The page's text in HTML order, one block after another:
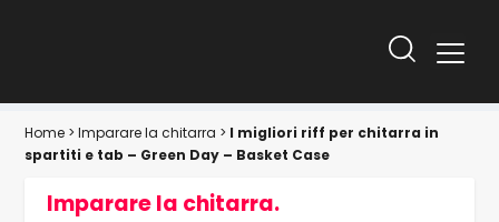
Home >Imparare la chitarra > I migliori riff per chitarra in
spartiti e tab – Green Day – Basket Case
Imparare la chitarra.